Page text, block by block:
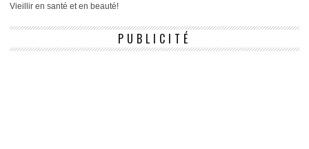
Vieillir en santé et en beauté!
PUBLICITÉ